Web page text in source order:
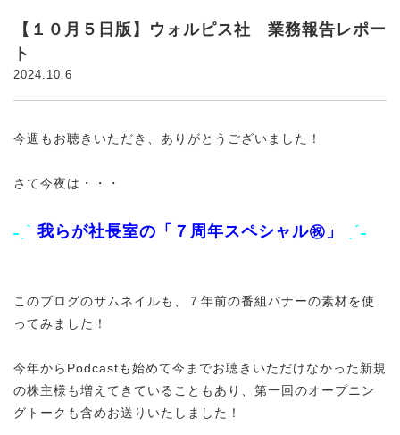
【１０月５日版】ウォルピス社 業務報告レポー
ト
2024.10.6
今週もお聴きいただき、ありがとうございました！
さて今夜は・・・
˗ˏˋ 我らが社長室の「７周年スペシャル㊗」 ˎˊ˗
このブログのサムネイルも、７年前の番組バナーの素材を使
ってみました！
今年からPodcastも始めて今までお聴きいただけなかった新規
の株主様も増えてきていることもあり、第一回のオープニン
グトークも含めお送りいたしました！